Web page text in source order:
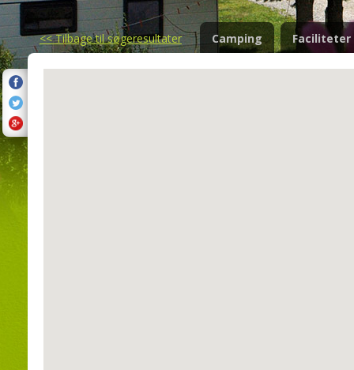
<<Tilbage til søgeresultater Camping Faciliteter